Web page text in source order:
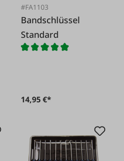
#FA1103
Bandschlüssel
Standard
14,95 €*